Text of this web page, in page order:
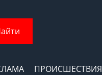
ПРОИСШЕСТВИЯ